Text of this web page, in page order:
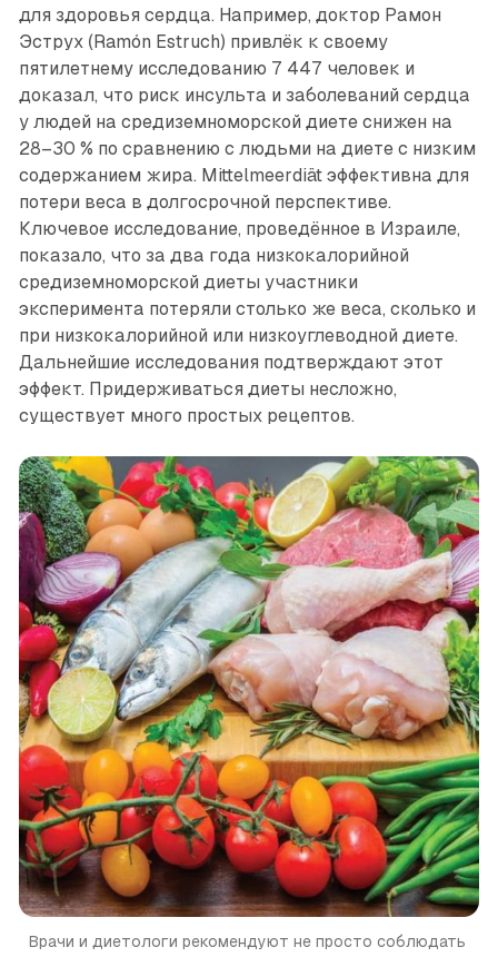
для здоровья сердца. Например, доктор Рамон
Эструх (Ramón Estruch) привлёк к своему
пятилетнему исследованию 7 447 человек и
доказал, что риск инсульта и заболеваний сердца
у людей на средиземноморской диете снижен на
28–30 % по сравнению с людьми на диете с низким
содержанием жира. Mittelmeerdiät эффективна для
потери веса в долгосрочной перспективе.
Ключевое исследование, проведённое в Израиле,
показало, что за два года низкокалорийной
средиземноморской диеты участники
эксперимента потеряли столько же веса, сколько и
при низкокалорийной или низкоуглеводной диете.
Дальнейшие исследования подтверждают этот
эффект. Придерживаться диеты несложно,
существует много простых рецептов.
Врачи и диетологи рекомендуют не просто соблюдать